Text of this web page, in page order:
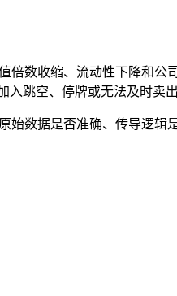
数收缩、流动性下降和公
跳空、停牌或无法及时卖出
数据是否准确、传导逻辑